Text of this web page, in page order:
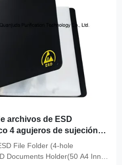
archivos de ESD
4 agujeros de sujeción
de contenedor
interna
File Folder (4-hole
Documents Holder(50 A4 Inner